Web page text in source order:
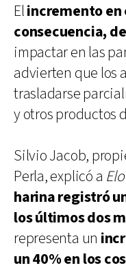
Elincremento en
consecuencia,
impactar en las
advierten que los
trasladarse
y otros productos
Silvio Jacob,
Perla, explicó a
harina registró
los últimos dos
representa un
un 40% en los